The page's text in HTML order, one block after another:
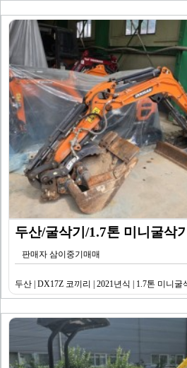
판매자 삼이중기매매
두산 | DX17Z 코끼리 | 2021년식 | 1.7톤 미니굴